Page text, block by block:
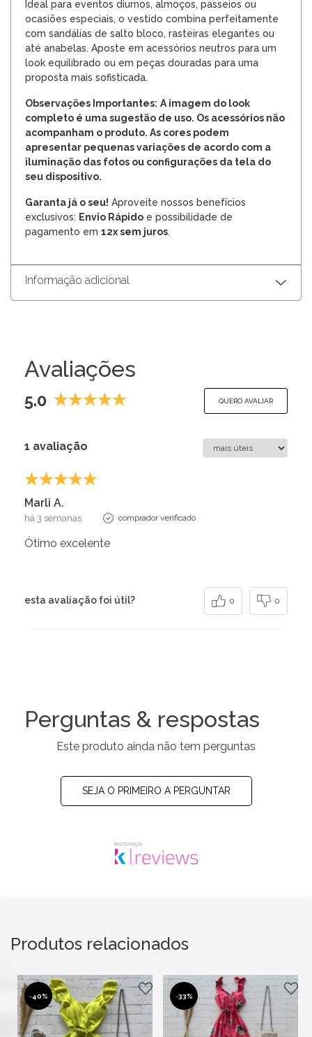
Ideal para eventos diurnos, almoços, passeios ou
ocasiões especiais, o vestido combina perfeitamente
com sandálias de salto bloco, rasteiras elegantes ou
até anabelas. Aposte em acessórios neutros para um
look equilibrado ou em peças douradas para uma
proposta mais sofisticada.
Observações Importantes: A imagem do look
completo é uma sugestão de uso. Os acessórios não
acompanham o produto. As cores podem
apresentar pequenas variações de acordo com a
iluminação das fotos ou configurações da tela do
seu dispositivo.
Garanta já o seu! Aproveite nossos benefícios
exclusivos: Envio Rápido e possibilidade de
pagamento em 12x sem juros.
Informação adicional
Avaliações
5.0 QUERO AVALIAR
1 avaliação
Marli A.
há 3 semanas comprador verificado
Ótimo excelente
esta avaliação foi útil? 0 0
Perguntas & respostas
Este produto ainda não tem perguntas
SEJA O PRIMEIRO A PERGUNTAR
Produtos relacionados
-40% -33%